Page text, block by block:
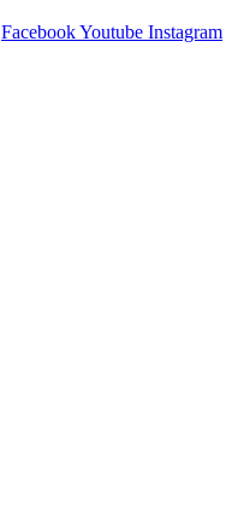
FacebookYoutube Instagram